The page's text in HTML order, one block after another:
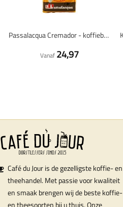
Passalacqua Cremador - koffiebonen - 1 kilo
Vanaf 24,97
Café du Jour is de gezelligste koffie- en
theehandel. Met passie voor kwaliteit
en smaak brengen wij de beste koffie-
en theesoorten bij u thuis. Onze